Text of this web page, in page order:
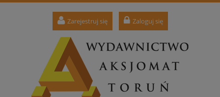
Zarejestruj się Zaloguj się